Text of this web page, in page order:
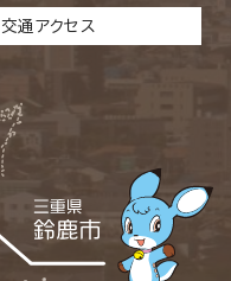
交通アクセス